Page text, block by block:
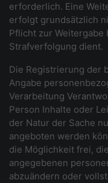
erforderlich. Eine
erfolgt grundsätzlich
Pflicht zur
Strafverfolgung dient.
Die Registrierung der
Angabe
Verarbeitung
Person Inhalte oder
der Natur der Sache
angeboten werden
die Möglichkeit frei,
angegebenen
abzuändern oder